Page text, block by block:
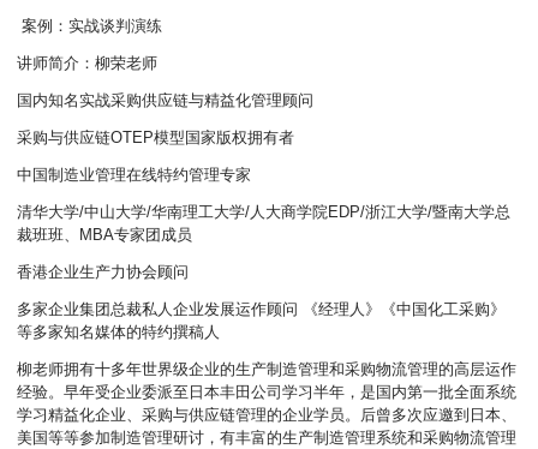
案例：实战谈判演练
讲师简介：柳荣老师
国内知名实战采购供应链与精益化管理顾问
采购与供应链OTEP模型国家版权拥有者
中国制造业管理在线特约管理专家
清华大学/中山大学/华南理工大学/人大商学院EDP/浙江大学/暨南大学总
裁班班、MBA专家团成员
香港企业生产力协会顾问
多家企业集团总裁私人企业发展运作顾问 《经理人》《中国化工采购》
等多家知名媒体的特约撰稿人
柳老师拥有十多年世界级企业的生产制造管理和采购物流管理的高层运作
经验。早年受企业委派至日本丰田公司学习半年，是国内第一批全面系统
学习精益化企业、采购与供应链管理的企业学员。后曾多次应邀到日本、
美国等等参加制造管理研讨，有丰富的生产制造管理系统和采购物流管理